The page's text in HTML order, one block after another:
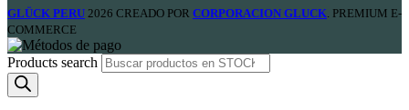
GLÜCK PERU 2026 CREADO POR CORPORACION GLUCK . PREMIUM E-
COMMERCE
Products search